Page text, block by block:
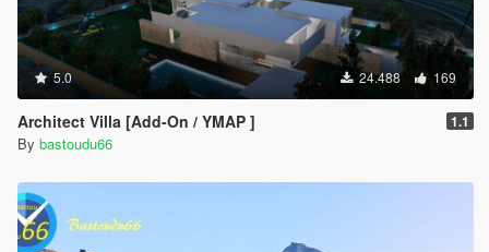
5.0 24.488 169
Architect Villa [Add-On / YMAP ] 1.1
By bastoudu66